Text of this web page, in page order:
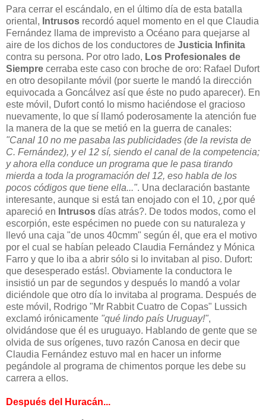
Para cerrar el escándalo, en el último día de esta batalla
oriental, Intrusos recordó aquel momento en el que Claudia
Fernández llama de imprevisto a Océano para quejarse al
aire de los dichos de los conductores de Justicia Infinita
contra su persona. Por otro lado, Los Profesionales de
Siempre cerraba este caso con broche de oro: Rafael Dufort
en otro desopilante móvil (por suerte le mandó la dirección
equivocada a Goncálvez así que éste no pudo aparecer). En
este móvil, Dufort contó lo mismo haciéndose el gracioso
nuevamente, lo que sí llamó poderosamente la atención fue
la manera de la que se metió en la guerra de canales:
"Canal 10 no me pasaba las publicidades (de la revista de
C. Fernández), y el 12 sí, siendo el canal de la competencia;
y ahora ella conduce un programa que le pasa tirando
mierda a toda la programación del 12, eso habla de los
pocos códigos que tiene ella...". Una declaración bastante
interesante, aunque si está tan enojado con el 10, ¿por qué
apareció en Intrusos días atrás?. De todos modos, como el
escorpión, este espécimen no puede con su naturaleza y
llevó una caja "de unos 40cmm" según él, que era el motivo
por el cual se habían peleado Claudia Fernández y Mónica
Farro y que lo iba a abrir sólo si lo invitaban al piso. Dufort:
que desesperado estás!. Obviamente la conductora le
insistió un par de segundos y después lo mandó a volar
diciéndole que otro día lo invitaba al programa. Después de
este móvil, Rodrigo "Mr Rabbit Cuatro de Copas" Lussich
exclamó irónicamente "qué lindo país Uruguay!",
olvidándose que él es uruguayo. Hablando de gente que se
olvida de sus orígenes, tuvo razón Canosa en decir que
Claudia Fernández estuvo mal en hacer un informe
pegándole al programa de chimentos porque les debe su
carrera a ellos.
Después del Huracán...